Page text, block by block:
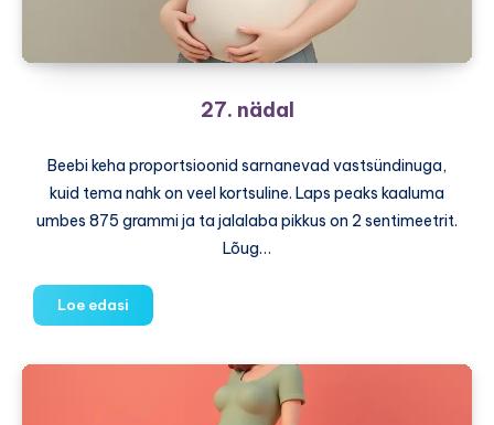
27. nädal
Beebi keha proportsioonid sarnanevad vastsündinuga,
kuid tema nahk on veel kortsuline. Laps peaks kaaluma
umbes 875 grammi ja ta jalalaba pikkus on 2 sentimeetrit.
Lõug…
Loe edasi
nädal